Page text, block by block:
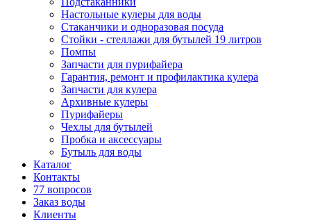
Настольные кулеры для воды
Стаканчики и одноразовая посуда
Стойки - стеллажи для бутылей 19 литров
Помпы
Запчасти для пурифайера
Гарантия, ремонт и профилактика кулера
Запчасти для кулера
Архивные кулеры
Пурифайеры
Чехлы для бутылей
Пробка и аксессуары
Бутыль для воды
Каталог
Контакты
77 вопросов
Заказ воды
Клиенты